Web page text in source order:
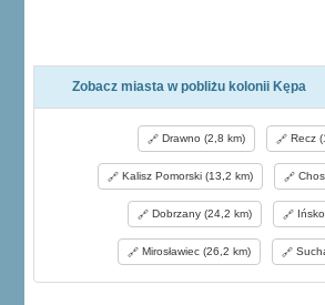
Zobacz miasta w pobliżu kolonii Kępa
Drawno (2,8 km) Recz
Kalisz Pomorski (13,2 km)
Dobrzany (24,2 km)
Mirosławiec (26,2 km)